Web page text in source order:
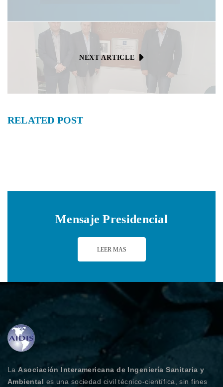
NEXT ARTICLE
RELATED POST
Mensaje Presidencial
LEER MAS
LaAsociación Interamericana de Ingeniería Sanitaria y
Ambiental es una sociedad civil técnico-científica, sin fines